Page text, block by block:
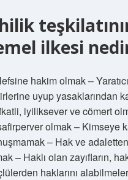
ilkesi
hakim olmak –
uyup yasaklarından
iyiliksever ve cömert
olmak – Kimseye
– Hak ve
– Haklı olan zayıfların,
haklarını